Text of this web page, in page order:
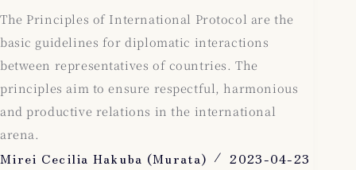
The Principles of International Protocol are the
basic guidelines for diplomatic interactions
between representatives of countries. The
principles aim to ensure respectful, harmonious
and productive relations in the international
arena.
Mirei Cecilia Hakuba (Murata) 2023-04-23